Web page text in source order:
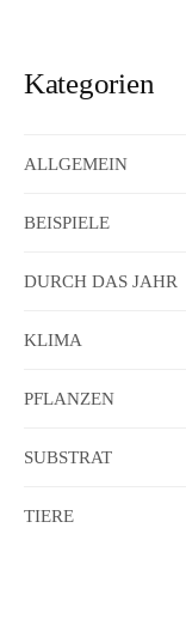
Kategorien
ALLGEMEIN
BEISPIELE
DURCH DAS JAHR
KLIMA
PFLANZEN
SUBSTRAT
TIERE